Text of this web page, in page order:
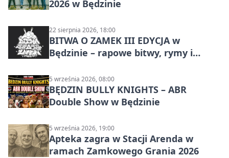
2026 w Będzinie
22 sierpnia 2026, 18:00
BITWA O ZAMEK III EDYCJA w
Będzinie – rapowe bitwy, rymy i
5 września 2026, 08:00
BĘDZIN BULLY KNIGHTS – ABR
Double Show w Będzinie
5 września 2026, 19:00
Apteka zagra w Stacji Arenda w
ramach Zamkowego Grania 2026